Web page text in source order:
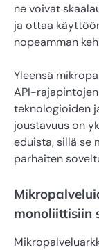
ne voivat
ja ottaa
nopeamman
Yleensä
API-
teknologioiden
joustavuus on
eduista, sillä se
parhaiten
monoliittisiin